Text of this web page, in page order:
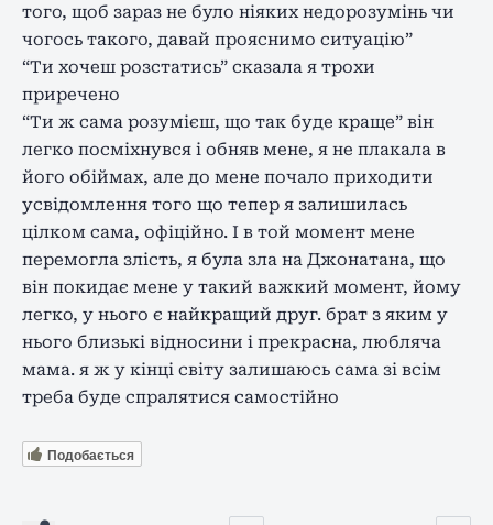
того, щоб зараз не було ніяких недорозумінь чи
чогось такого, давай прояснимо ситуацію”
“Ти хочеш розстатись” сказала я трохи
приречено
“Ти ж сама розумієш, що так буде краще” він
легко посміхнувся і обняв мене, я не плакала в
його обіймах, але до мене почало приходити
усвідомлення того що тепер я залишилась
цілком сама, офіційно. І в той момент мене
перемогла злість, я була зла на Джонатана, що
він покидає мене у такий важкий момент, йому
легко, у нього є найкращий друг. брат з яким у
нього близькі відносини і прекрасна, любляча
мама. я ж у кінці світу залишаюсь сама зі всім
треба буде спралятися самостійно
Подобається